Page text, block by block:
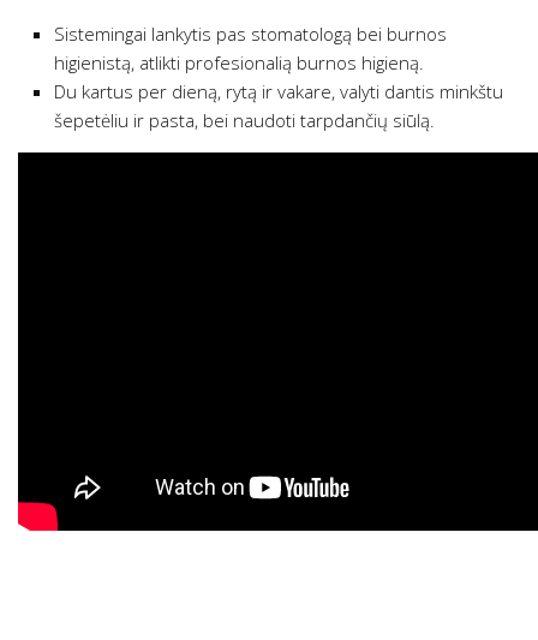
Sistemingai lankytis pas stomatologą bei burnos
higienistą, atlikti profesionalią burnos higieną.
Du kartus per dieną, rytą ir vakare, valyti dantis minkštu
šepetėliu ir pasta, bei naudoti tarpdančių siūlą.